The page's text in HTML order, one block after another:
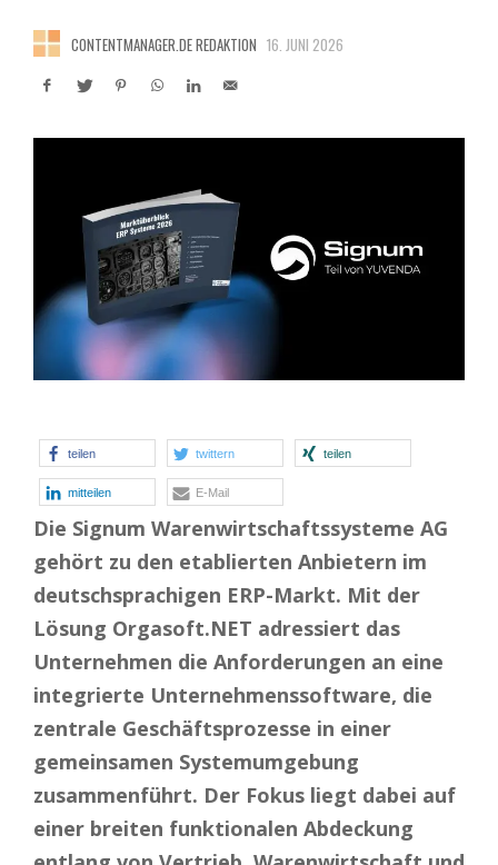
CONTENTMANAGER.DE REDAKTION 16. JUNI 2026
teilen twittern teilen
mitteilen E-Mail
Die Signum Warenwirtschaftssysteme AG
gehört zu den etablierten Anbietern im
deutschsprachigen ERP-Markt. Mit der
Lösung Orgasoft.NET adressiert das
Unternehmen die Anforderungen an eine
integrierte Unternehmenssoftware, die
zentrale Geschäftsprozesse in einer
gemeinsamen Systemumgebung
zusammenführt. Der Fokus liegt dabei auf
einer breiten funktionalen Abdeckung